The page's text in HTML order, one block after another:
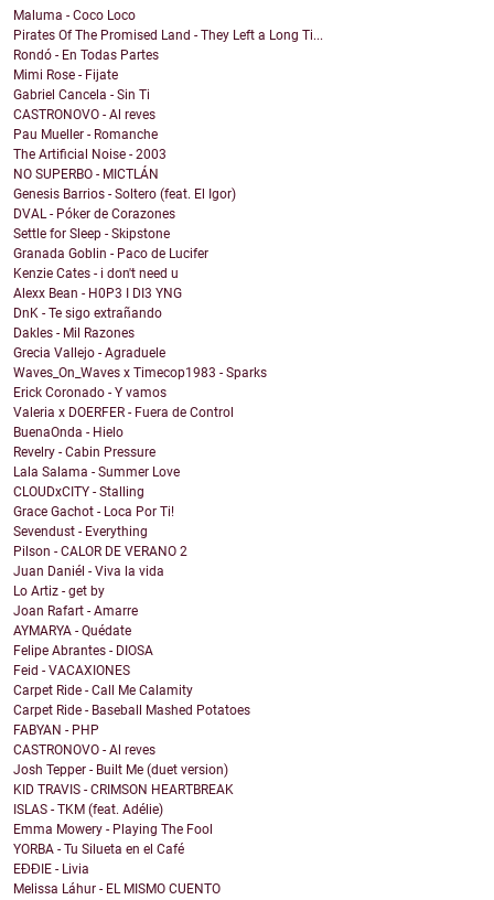
Maluma - Coco Loco
Pirates Of The Promised Land - They Left a Long Ti...
Rondó - En Todas Partes
Mimi Rose - Fijate
Gabriel Cancela - Sin Ti
CASTRONOVO - Al reves
Pau Mueller - Romanche
The Artificial Noise - 2003
NO SUPERBO - MICTLÁN
Genesis Barrios - Soltero (feat. El Igor)
DVAL - Póker de Corazones
Settle for Sleep - Skipstone
Granada Goblin - Paco de Lucifer
Kenzie Cates - i don't need u
Alexx Bean - H0P3 I DI3 YNG
DnK - Te sigo extrañando
Dakles - Mil Razones
Grecia Vallejo - Agraduele
Waves_On_Waves x Timecop1983 - Sparks
Erick Coronado - Y vamos
Valeria x DOERFER - Fuera de Control
BuenaOnda - Hielo
Revelry - Cabin Pressure
Lala Salama - Summer Love
CLOUDxCITY - Stalling
Grace Gachot - Loca Por Ti!
Sevendust - Everything
Pilson - CALOR DE VERANO 2
Juan Daniél - Viva la vida
Lo Artiz - get by
Joan Rafart - Amarre
AYMARYA - Quédate
Felipe Abrantes - DIOSA
Feid - VACAXIONES
Carpet Ride - Call Me Calamity
Carpet Ride - Baseball Mashed Potatoes
FABYAN - PHP
CASTRONOVO - Al reves
Josh Tepper - Built Me (duet version)
KID TRAVIS - CRIMSON HEARTBREAK
ISLAS - TKM (feat. Adélie)
Emma Mowery - Playing The Fool
YORBA - Tu Silueta en el Café
EĐĐIE - Livia
Melissa Láhur - EL MISMO CUENTO